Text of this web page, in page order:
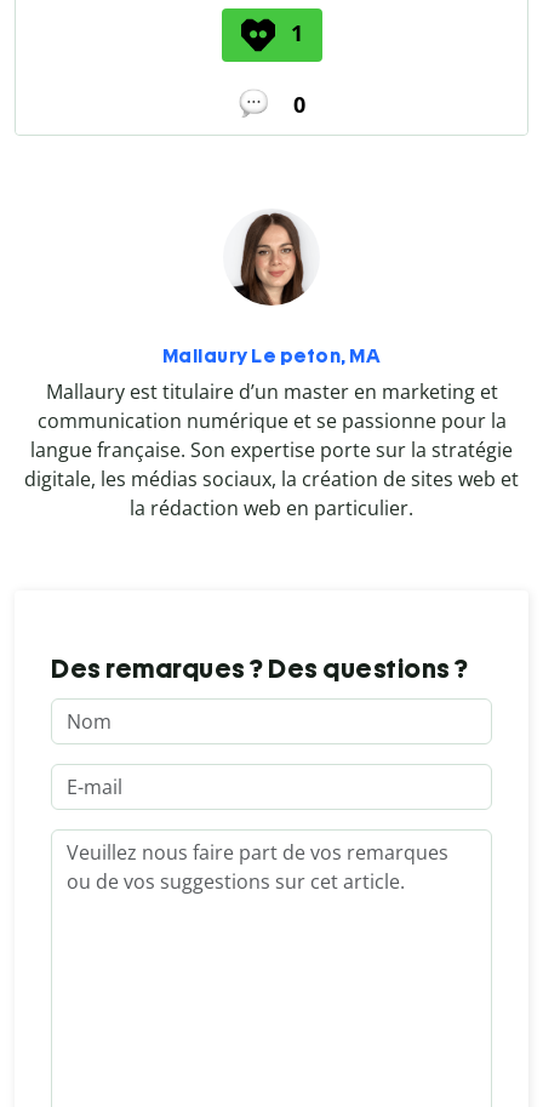
1
0
Mallaury Le peton, MA
Mallaury est titulaire d’un master en marketing et
communication numérique et se passionne pour la
langue française. Son expertise porte sur la stratégie
digitale, les médias sociaux, la création de sites web et
la rédaction web en particulier.
Des remarques ? Des questions ?